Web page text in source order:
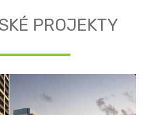
PROJEKTY